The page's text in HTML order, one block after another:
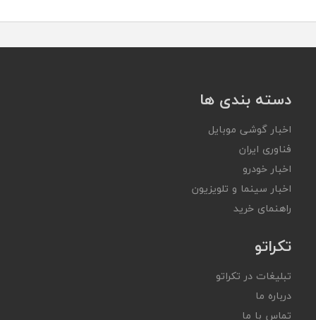
دسته بندی ها
اخبار گوشی موبایل
فناوری ایران
اخبار خودرو
اخبار سینما و تلویزیون
راهنمای خرید
تکراتو
تبلیغات در تکراتو
درباره ما
تماس با ما